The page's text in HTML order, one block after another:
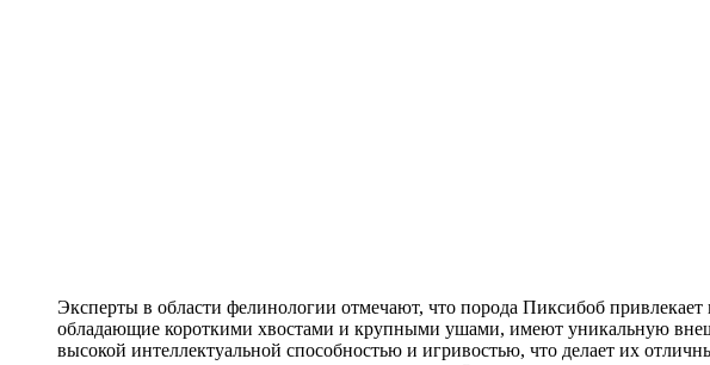
Эксперты в области фелинологии отмечают, что порода Пиксибоб
обладающие короткими хвостами и крупными ушами, имеют уникальную
высокой интеллектуальной способностью и игривостью, что делает их